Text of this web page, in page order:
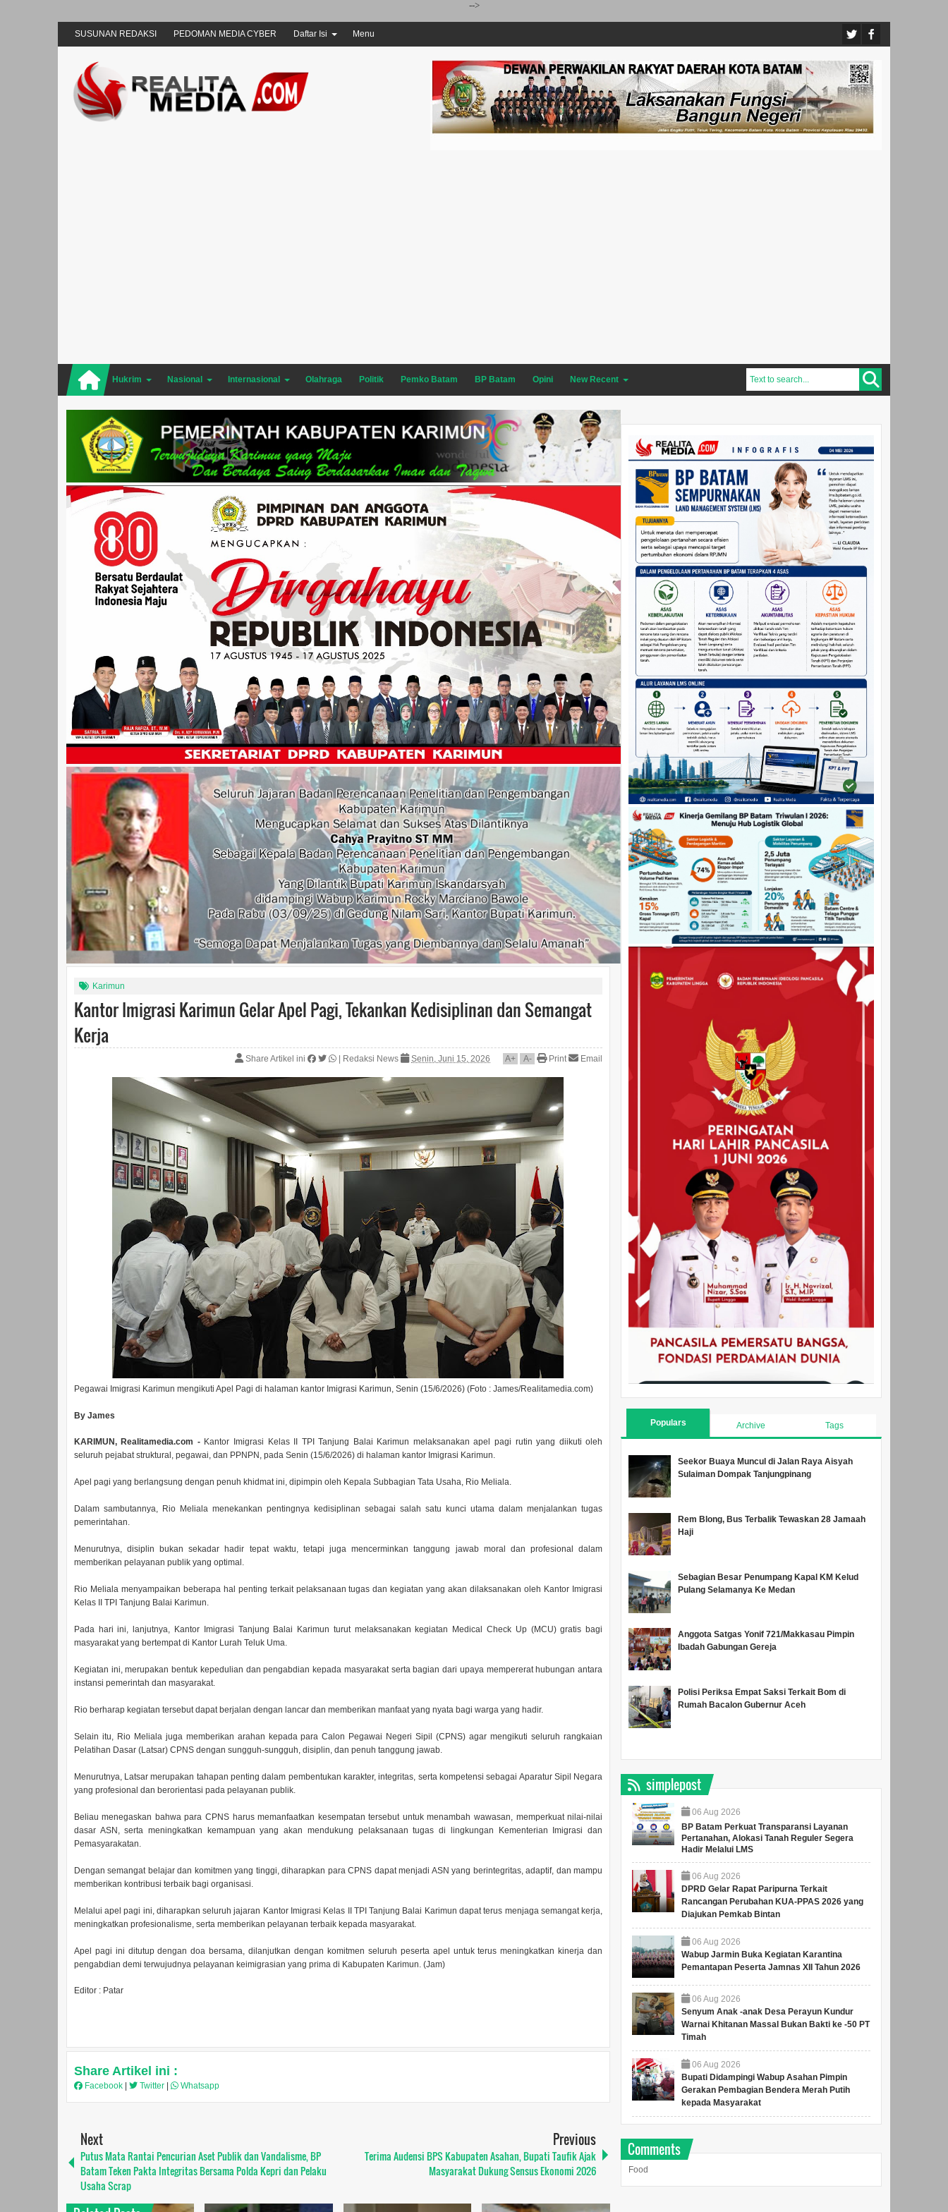
-->
SUSUNAN REDAKSI PEDOMAN MEDIA CYBER Daftar Isi Menu
Hukrim Nasional Internasional Olahraga Politik Pemko Batam BP Batam Opini New Recent
Karimun
Kantor Imigrasi Karimun Gelar Apel Pagi, Tekankan Kedisiplinan dan Semangat
Kerja
Share Artikel ini Redaksi News Senin, Juni 15, 2026 A+ A- Print Email
Pegawai Imigrasi Karimun mengikuti Apel Pagi di halaman kantor Imigrasi Karimun, Senin (15/6/2026) (Foto : James/Realitamedia.com)
By James
KARIMUN, Realitamedia.com -Kantor Imigrasi Kelas II TPI Tanjung Balai Karimun melaksanakan apel pagi rutin yang diikuti oleh
seluruh pejabat struktural, pegawai, dan PPNPN, pada Senin (15/6/2026) di halaman kantor Imigrasi Karimun.
Apel pagi yang berlangsung dengan penuh khidmat ini, dipimpin oleh Kepala Subbagian Tata Usaha, Rio Meliala.
Dalam sambutannya, Rio Meliala menekankan pentingnya kedisiplinan sebagai salah satu kunci utama dalam menjalankan tugas
pemerintahan.
Menurutnya, disiplin bukan sekadar hadir tepat waktu, tetapi juga mencerminkan tanggung jawab moral dan profesional dalam
memberikan pelayanan publik yang optimal.
Rio Meliala menyampaikan beberapa hal penting terkait pelaksanaan tugas dan kegiatan yang akan dilaksanakan oleh Kantor Imigrasi
Kelas II TPI Tanjung Balai Karimun.
Pada hari ini, lanjutnya, Kantor Imigrasi Tanjung Balai Karimun turut melaksanakan kegiatan Medical Check Up (MCU) gratis bagi
masyarakat yang bertempat di Kantor Lurah Teluk Uma.
Kegiatan ini, merupakan bentuk kepedulian dan pengabdian kepada masyarakat serta bagian dari upaya mempererat hubungan antara
instansi pemerintah dan masyarakat.
Rio berharap kegiatan tersebut dapat berjalan dengan lancar dan memberikan manfaat yang nyata bagi warga yang hadir.
Selain itu, Rio Meliala juga memberikan arahan kepada para Calon Pegawai Negeri Sipil (CPNS) agar mengikuti seluruh rangkaian
Pelatihan Dasar (Latsar) CPNS dengan sungguh-sungguh, disiplin, dan penuh tanggung jawab.
Menurutnya, Latsar merupakan tahapan penting dalam pembentukan karakter, integritas, serta kompetensi sebagai Aparatur Sipil Negara
yang profesional dan berorientasi pada pelayanan publik.
Beliau menegaskan bahwa para CPNS harus memanfaatkan kesempatan tersebut untuk menambah wawasan, memperkuat nilai-nilai
dasar ASN, serta meningkatkan kemampuan yang akan mendukung pelaksanaan tugas di lingkungan Kementerian Imigrasi dan
Pemasyarakatan.
Dengan semangat belajar dan komitmen yang tinggi, diharapkan para CPNS dapat menjadi ASN yang berintegritas, adaptif, dan mampu
memberikan kontribusi terbaik bagi organisasi.
Melalui apel pagi ini, diharapkan seluruh jajaran Kantor Imigrasi Kelas II TPI Tanjung Balai Karimun dapat terus menjaga semangat kerja,
meningkatkan profesionalisme, serta memberikan pelayanan terbaik kepada masyarakat.
Apel pagi ini ditutup dengan doa bersama, dilanjutkan dengan komitmen seluruh peserta apel untuk terus meningkatkan kinerja dan
pengabdian demi terwujudnya pelayanan keimigrasian yang prima di Kabupaten Karimun. (Jam)
Editor : Patar
Share Artikel ini :
Facebook Twitter Whatsapp
Next
Putus Mata Rantai Pencurian Aset Publik dan Vandalisme, BP
Batam Teken Pakta Integritas Bersama Polda Kepri dan Pelaku
Usaha Scrap
Previous
Terima Audensi BPS Kabupaten Asahan, Bupati Taufik Ajak
Masyarakat Dukung Sensus Ekonomi 2026
Populars Archive Tags
Seekor Buaya Muncul di Jalan Raya Aisyah
Sulaiman Dompak Tanjungpinang
Rem Blong, Bus Terbalik Tewaskan 28 Jamaah
Haji
Sebagian Besar Penumpang Kapal KM Kelud
Pulang Selamanya Ke Medan
Anggota Satgas Yonif 721/Makkasau Pimpin
Ibadah Gabungan Gereja
Polisi Periksa Empat Saksi Terkait Bom di
Rumah Bacalon Gubernur Aceh
simplepost
06 Aug 2026
BP Batam Perkuat Transparansi Layanan
Pertanahan, Alokasi Tanah Reguler Segera
Hadir Melalui LMS
06 Aug 2026
DPRD Gelar Rapat Paripurna Terkait
Rancangan Perubahan KUA-PPAS 2026 yang
Diajukan Pemkab Bintan
06 Aug 2026
Wabup Jarmin Buka Kegiatan Karantina
Pemantapan Peserta Jamnas XII Tahun 2026
06 Aug 2026
Senyum Anak -anak Desa Perayun Kundur
Warnai Khitanan Massal Bukan Bakti ke -50 PT
Timah
06 Aug 2026
Bupati Didampingi Wabup Asahan Pimpin
Gerakan Pembagian Bendera Merah Putih
kepada Masyarakat
Comments
Food